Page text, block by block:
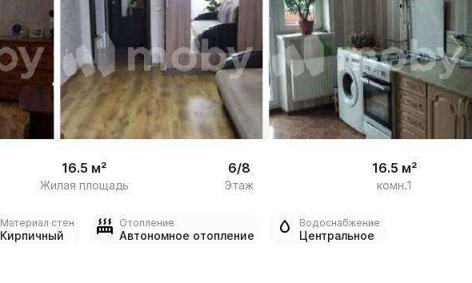
11
16.5 м²
Жилая площадь
6/8
Этаж
16.5 м²
комн.1
Материал стен
Кирпичный
Отопление
Автономное отопление
Водоснабжение
Центральное